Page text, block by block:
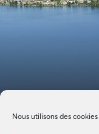
Nous utilisons des